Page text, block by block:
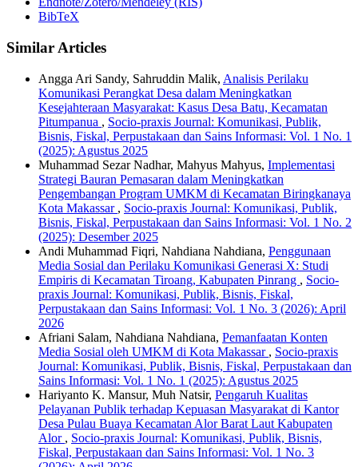
BibTeX
Similar Articles
Angga Ari Sandy, Sahruddin Malik, Analisis Perilaku
Komunikasi Perangkat Desa dalam Meningkatkan
Kesejahteraan Masyarakat: Kasus Desa Batu, Kecamatan
Pitumpanua , Socio-praxis Journal: Komunikasi, Publik,
Bisnis, Fiskal, Perpustakaan dan Sains Informasi: Vol. 1 No. 1
(2025): Agustus 2025
Muhammad Sezar Nadhar, Mahyus Mahyus, Implementasi
Strategi Bauran Pemasaran dalam Meningkatkan
Pengembangan Program UMKM di Kecamatan Biringkanaya
Kota Makassar , Socio-praxis Journal: Komunikasi, Publik,
Bisnis, Fiskal, Perpustakaan dan Sains Informasi: Vol. 1 No. 2
(2025): Desember 2025
Andi Muhammad Fiqri, Nahdiana Nahdiana, Penggunaan
Media Sosial dan Perilaku Komunikasi Generasi X: Studi
Empiris di Kecamatan Tiroang, Kabupaten Pinrang , Socio-
praxis Journal: Komunikasi, Publik, Bisnis, Fiskal,
Perpustakaan dan Sains Informasi: Vol. 1 No. 3 (2026): April
2026
Afriani Salam, Nahdiana Nahdiana, Pemanfaatan Konten
Media Sosial oleh UMKM di Kota Makassar , Socio-praxis
Journal: Komunikasi, Publik, Bisnis, Fiskal, Perpustakaan dan
Sains Informasi: Vol. 1 No. 1 (2025): Agustus 2025
Hariyanto K. Mansur, Muh Natsir, Pengaruh Kualitas
Pelayanan Publik terhadap Kepuasan Masyarakat di Kantor
Desa Pulau Buaya Kecamatan Alor Barat Laut Kabupaten
Alor , Socio-praxis Journal: Komunikasi, Publik, Bisnis,
Fiskal, Perpustakaan dan Sains Informasi: Vol. 1 No. 3